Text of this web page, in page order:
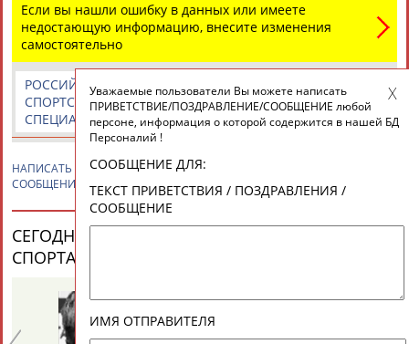
Если вы нашли ошибку в данных или имеете
недостающую информацию, внесите изменения
самостоятельно
НОВОСТИ И
КОММЕНТАРИИ
РОССИЙСКИЕ
СПОРТИВНЫЕ
ОРГАНИЗАЦИИ
РОССИЙСКИЕ
СПОРТСМЕНЫ,
СПЕЦИАЛИСТЫ
НАПИСАТЬ Денис КРИВОШЛЫКОВ
СООБЩЕНИЕ
СЕГОДНЯ ДЕНЬ РОЖДЕНИЯ У ПЕРСОН ИЗ МИРА
СПОРТА (25 ПЕРСОНАЛИЙ)
Уважаемые пользователи Вы можете написать
ПРИВЕТСТВИЕ/ПОЗДРАВЛЕНИЕ/СООБЩЕНИЕ любой
персоне, информация о которой содержится в нашей БД
Персоналий !
СООБЩЕНИЕ ДЛЯ:
ТЕКСТ ПРИВЕТСТВИЯ / ПОЗДРАВЛЕНИЯ /
СООБЩЕНИЕ
ИМЯ ОТПРАВИТЕЛЯ